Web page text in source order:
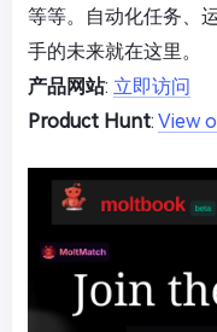
等等。自动化任务、
手的未来就在这里。
产品网站: 立即访问
Product Hunt: View